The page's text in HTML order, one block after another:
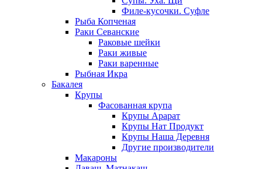
Филе-кусочки. Суфле
Рыба Копченая
Раки Севанские
Раковые шейки
Раки живые
Раки варенные
Рыбная Икра
Бакалея
Крупы
Фасованная крупа
Крупы Арарат
Крупы Нат Продукт
Крупы Наша Деревня
Другие производители
Макароны